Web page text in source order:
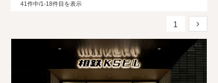
41件中/1-18件目を表示
1